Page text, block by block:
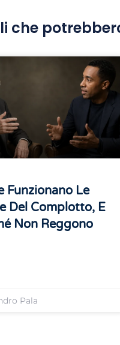
che
Funzionano Le
Del Complotto, E
Non Reggono
Pala